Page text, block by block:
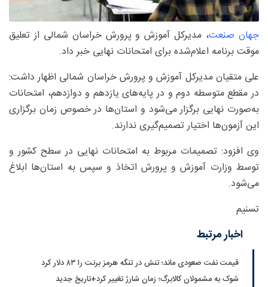
جهان صنعت، مدیرکل آموزش و پرورش خراسان شمالی از تعلیق
موقت برنامه اعلام‌شده برای امتحانات نهایی خبر داد.
علی متقیان مدیرکل آموزش و پرورش خراسان شمالی اظهار داشت:
در مقطع متوسطه دوم و در پایه‌های یازدهم و دوازدهم، امتحانات
به‌صورت نهایی برگزار می‌شود و استان‌ها در خصوص زمان برگزاری
این آزمون‌ها اختیار تصمیم‌گیری ندارند.
وی افزود: تصمیمات مربوط به امتحانات نهایی در سطح کشور و
توسط وزارت آموزش و پرورش اتخاذ و سپس به استان‌ها ابلاغ
می‌شود.
تسنیم
اخبار مرتبط
قیمت نفت صعودی ماند؛ تنش در تنگه هرمز برنت را ۸۳ دلار کرد
شوک به مشمولان کالابرگ؛ زمان شارژ تغییر کرد+تاریخ جدید